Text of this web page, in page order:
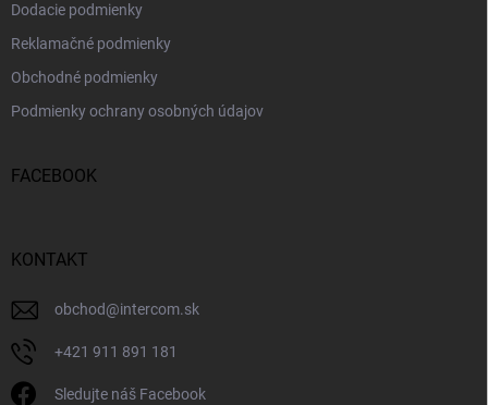
Dodacie podmienky
Reklamačné podmienky
Obchodné podmienky
Podmienky ochrany osobných údajov
FACEBOOK
KONTAKT
obchod@intercom.sk
+421 911 891 181
Sledujte náš Facebook